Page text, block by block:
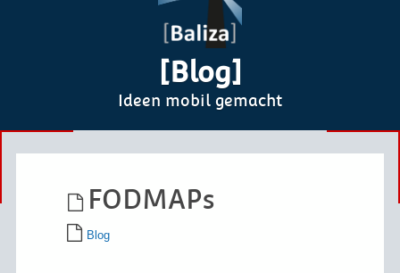
[Blog]
Ideen mobil gemacht
FODMAPs
Blog